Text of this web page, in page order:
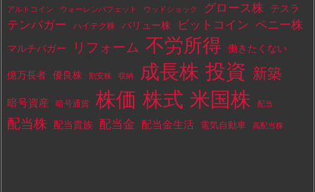
アルトコイン ウォーレンバフェット ウッドショック グロース株 テスラ
テンバガー ハイテク株 バリュー株 ビットコイン ペニー株
マルチバガー リフォーム 不労所得 働きたくない
億万長者 優良株 割安株 収納 成長株 投資 新築
暗号資産 暗号通貨 株価 株式 米国株 配当
配当株 配当貴族 配当金 配当金生活 電気自動車 高配当株